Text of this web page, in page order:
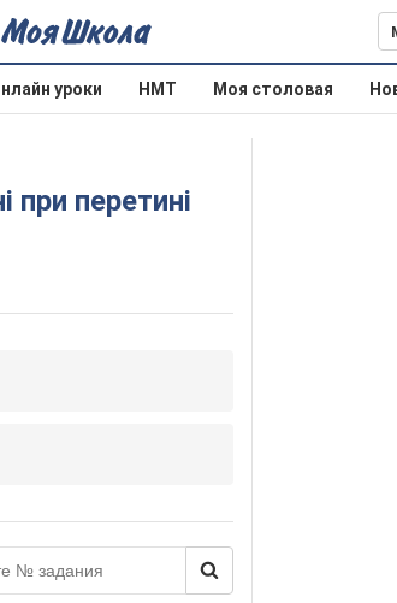
уроки НМТ Моя столовая